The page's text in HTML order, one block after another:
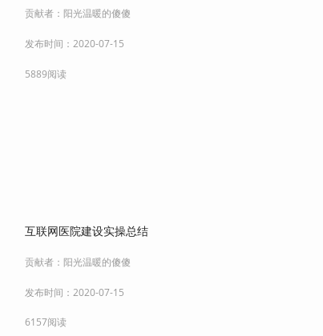
贡献者：阳光温暖的傻傻
发布时间：2020-07-15
5889阅读
互联网医院建设实操总结
贡献者：阳光温暖的傻傻
发布时间：2020-07-15
6157阅读